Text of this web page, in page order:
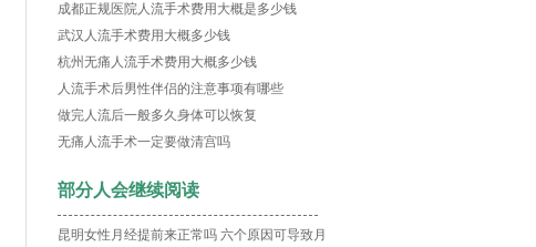
成都正规医院人流手术费用大概是多少钱
武汉人流手术费用大概多少钱
杭州无痛人流手术费用大概多少钱
人流手术后男性伴侣的注意事项有哪些
做完人流后一般多久身体可以恢复
无痛人流手术一定要做清宫吗
部分人会继续阅读
昆明女性月经提前来正常吗 六个原因可导致月